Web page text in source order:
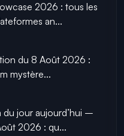
2026 : tous les
an...
du 8 Août 2026 :
mystère...
jour aujourd’hui –
2026 : qu...